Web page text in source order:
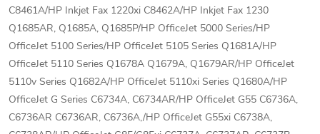
C8461A/HP Inkjet Fax 1220xi C8462A/HP Inkjet Fax 1230
Q1685AR, Q1685A, Q1685P/HP OfficeJet 5000 Series/HP
OfficeJet 5100 Series/HP OfficeJet 5105 Series Q1681A/HP
OfficeJet 5110 Series Q1678A Q1679A, Q1679AR/HP OfficeJet
5110v Series Q1682A/HP OfficeJet 5110xi Series Q1680A/HP
OfficeJet G Series C6734A, C6734AR/HP OfficeJet G55 C6736A,
C6736AR C6736AR, C6736A,/HP OfficeJet G55xi C6738A,